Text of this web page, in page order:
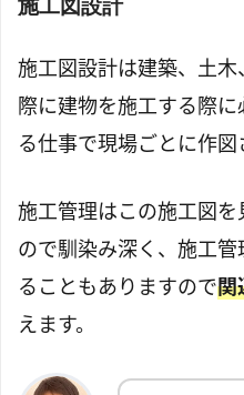
施工図設計
施工図設計は建築、土
際に建物を施工する際
る仕事で現場ごとに作図
施工管理はこの施工図
ので馴染み深く、施工
ることもありますので関
えます。